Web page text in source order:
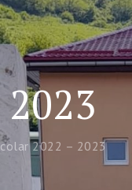
2022 – 2023